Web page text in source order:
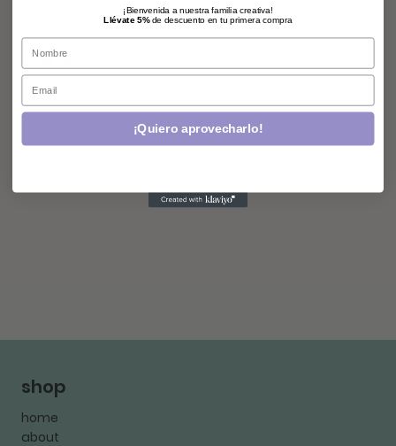
shop
home
about
¡Bienvenida a nuestra familia creativa!
Llévate 5%de descuento en tu primera compra
Name
Email
¡Quiero aprovecharlo!